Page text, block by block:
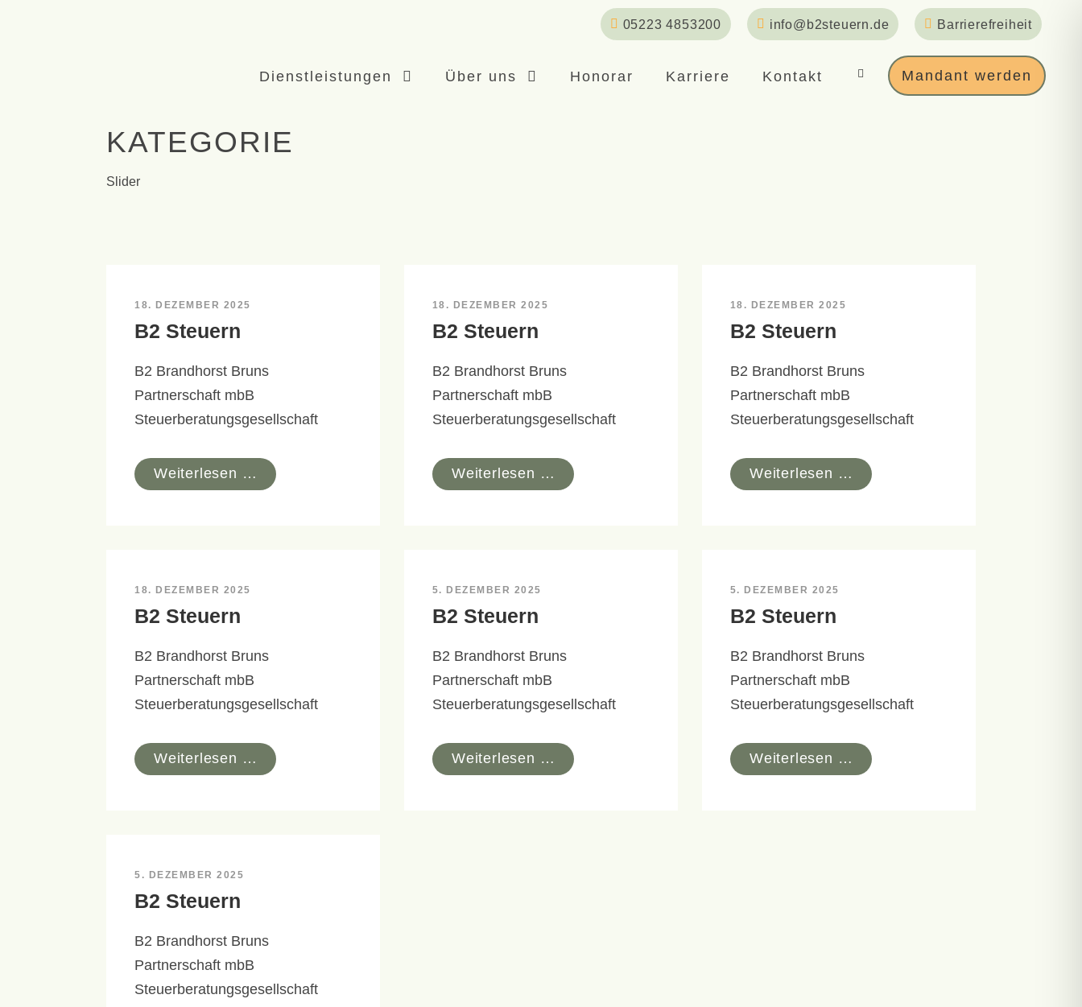
05223 4853200 info@b2steuern.de Barrierefreiheit
Dienstleistungen Über uns Honorar Karriere Kontakt Mandant werden
KATEGORIE
Slider
18. DEZEMBER 2025
B2 Steuern
B2 Brandhorst Bruns
Partnerschaft mbB
Steuerberatungsgesellschaft
Weiterlesen …
18. DEZEMBER 2025
B2 Steuern
B2 Brandhorst Bruns
Partnerschaft mbB
Steuerberatungsgesellschaft
Weiterlesen …
18. DEZEMBER 2025
B2 Steuern
B2 Brandhorst Bruns
Partnerschaft mbB
Steuerberatungsgesellschaft
Weiterlesen …
18. DEZEMBER 2025
B2 Steuern
B2 Brandhorst Bruns
Partnerschaft mbB
Steuerberatungsgesellschaft
Weiterlesen …
5. DEZEMBER 2025
B2 Steuern
B2 Brandhorst Bruns
Partnerschaft mbB
Steuerberatungsgesellschaft
Weiterlesen …
5. DEZEMBER 2025
B2 Steuern
B2 Brandhorst Bruns
Partnerschaft mbB
Steuerberatungsgesellschaft
Weiterlesen …
5. DEZEMBER 2025
B2 Steuern
B2 Brandhorst Bruns
Partnerschaft mbB
Steuerberatungsgesellschaft